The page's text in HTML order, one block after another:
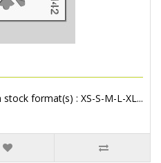
format(s) : XS-S-M-L-XL...